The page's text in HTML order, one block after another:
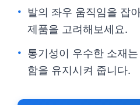
발의 좌우 움직임을 잡
제품을 고려해보세요.
통기성이 우수한 소재
함을 유지시켜 줍니다.